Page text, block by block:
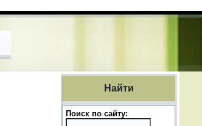
Найти
Поиск по сайту: